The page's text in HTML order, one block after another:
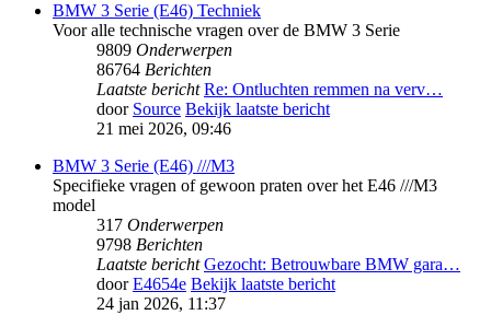
BMW 3 Serie (E46) Techniek
Voor alle technische vragen over de BMW 3 Serie
9809 Onderwerpen
86764 Berichten
Laatste bericht Re: Ontluchten remmen na verv…
door Source Bekijk laatste bericht
21 mei 2026, 09:46
BMW 3 Serie (E46) ///M3
Specifieke vragen of gewoon praten over het E46 ///M3
model
317 Onderwerpen
9798 Berichten
Laatste bericht Gezocht: Betrouwbare BMW gara…
doorE4654e Bekijk laatste bericht
24 jan 2026, 11:37